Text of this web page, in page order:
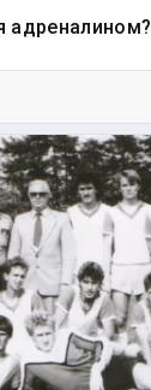
адреналином?